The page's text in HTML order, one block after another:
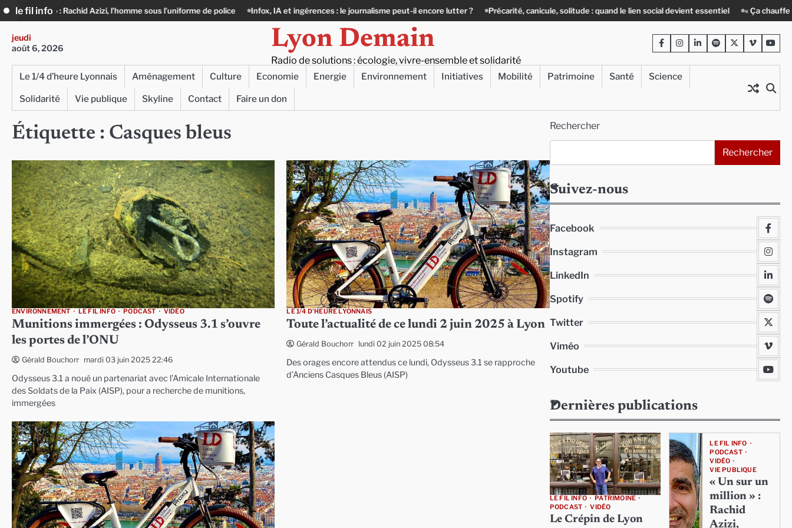
Skip
to
content
le fil info
» : Rachid Azizi, l’homme sous l’uniforme de police Infox, IA et ingérences : le journalisme peut-il encore lutter ? Précarité, canicule, solitude : quand le lien social devient essentiel « Ça chauffe » : des
jeudi
août 6, 2026
Lyon Demain
Radio de solutions : écologie, vivre-ensemble et solidarité
Facebook
Instagram
LinkedInSpotifyTwitterViméo
Le 1/4 d’heure Lyonnais Aménagement Culture Economie Energie Environnement Initiatives Mobilité Patrimoine Santé
Science
Solidarité
Vie publique Skyline Contact Faire un don
Étiquette : Casques bleus
ENVIRONNEMENT LE FIL INFO PODCAST VIDÉO
Munitions immergées : Odysseus 3.1 s’ouvre
les portes de l’ONU
Gérald Bouchon mardi 03 juin 2025 22:46
Odysseus 3.1 a noué un partenariat avec l’Amicale Internationale
des Soldats de la Paix (AISP), pour a recherche de munitions,
immergées
LE 1/4 D'HEURE LYONNAIS
Toute l’actualité de ce lundi 2 juin 2025 à Lyon
Gérald Bouchon lundi 02 juin 2025 08:54
Des orages encore attendus ce lundi, Odysseus 3.1 se rapproche
d’Anciens Casques Bleus (AISP)
Rechercher
Rechercher
Suivez-nous
Facebook
Instagram
LinkedIn
Spotify
Twitter
Viméo
Youtube
Dernières publications
LE FIL INFO
PATRIMOINE
PODCAST
VIDÉO
Le Crépin de Lyon
LE FIL INFO
PODCAST
VIDÉO
VIE PUBLIQUE
« Un sur un
million » :
Rachid
Azizi,